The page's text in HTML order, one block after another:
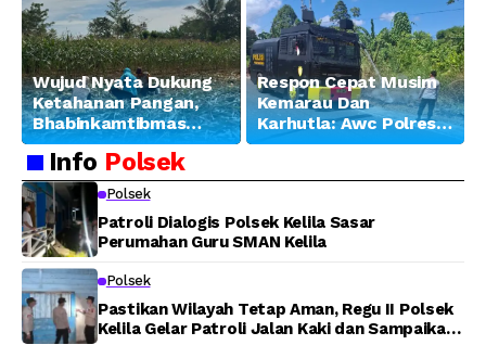
Wujud Nyata Dukung
Ketahanan Pangan,
Bhabinkamtibmas
Banjar Ausoy Turun
Langsung Bantu
Warga Panen Jagung
Respon Cepat Musim
Kemarau Dan
Karhutla: Awc Polres
Teluk Bintuni
Lahan di Jalan Poros
Info Polsek
Polsek
Patroli Dialogis Polsek Kelila Sasar
Perumahan Guru SMAN Kelila
Polsek
Pastikan Wilayah Tetap Aman, Regu II Polsek
Kelila Gelar Patroli Jalan Kaki dan Sampaikan